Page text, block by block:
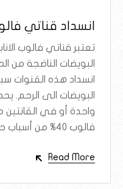
انسداد قناتي
تعتبر قناتي فالوب
البويضات الناضجة من
انسداد هذه القنوات
البويضات الى الرحم.
واحدة أو في القانتين
فالوب 40% من أسباب حدوث العقم عند النساء.
Read More